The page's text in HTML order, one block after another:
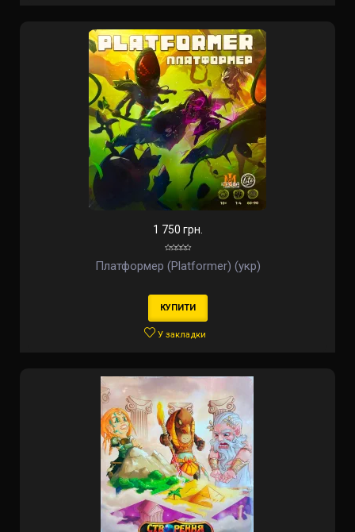
1 750 грн.
Платформер (Platformer) (укр)
КУПИТИ
У закладки